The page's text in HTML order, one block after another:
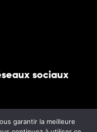
sociaux
garantir la meilleure